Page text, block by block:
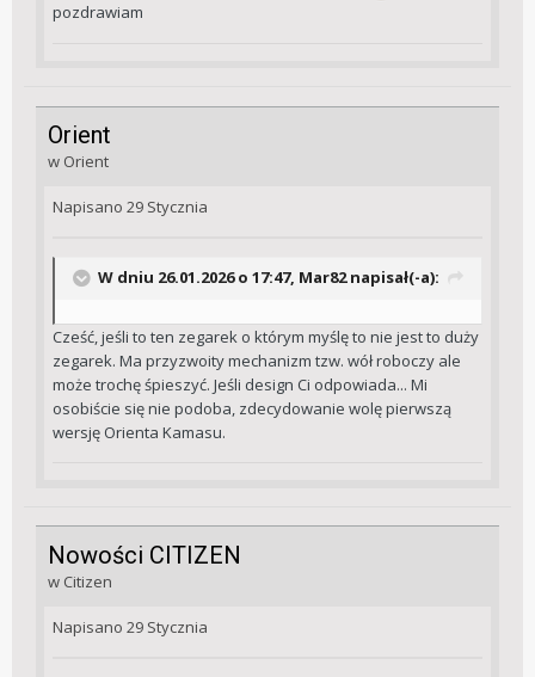
pozdrawiam
Orient
w Orient
Napisano 29 Stycznia
W dniu 26.01.2026 o 17:47, Mar82napisał(-a):
Cześć, jeśli to ten zegarek o którym myślę to nie jest to duży
zegarek. Ma przyzwoity mechanizm tzw. wół roboczy ale
może trochę śpieszyć. Jeśli design Ci odpowiada... Mi
osobiście się nie podoba, zdecydowanie wolę pierwszą
wersję Orienta Kamasu.
Nowości CITIZEN
w Citizen
Napisano 29 Stycznia